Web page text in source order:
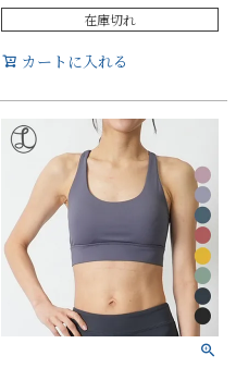
在庫切れ
カートに入れる